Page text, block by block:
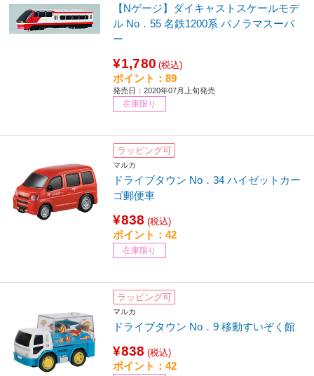
【Nゲージ】ダイキャストスケールモデ
ル No．55 名鉄1200系 パノラマスーパ
ー
¥1,780 (税込)
ポイント：89
発売日：2020年07月上旬発売
在庫限り
ラッピング可
マルカ
ドライブタウン No．34 ハイゼットカー
ゴ郵便車
¥838 (税込)
ポイント：42
在庫限り
ラッピング可
マルカ
ドライブタウン No．9 移動すいぞく館
¥838 (税込)
ポイント：42